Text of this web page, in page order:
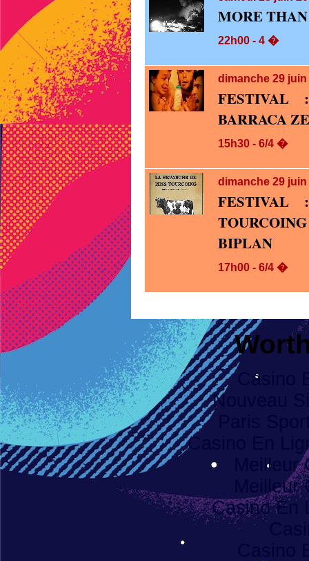
MORE
22h00 - 4 �
dimanche 29
BARRACA
15h30 - 6/4 �
dimanche 29
BIPLAN
17h00 - 6/4 �
Casino
Nouveau
Casino En
Casino En